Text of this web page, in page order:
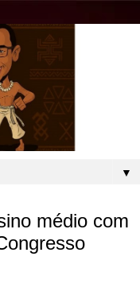
▼
médio com